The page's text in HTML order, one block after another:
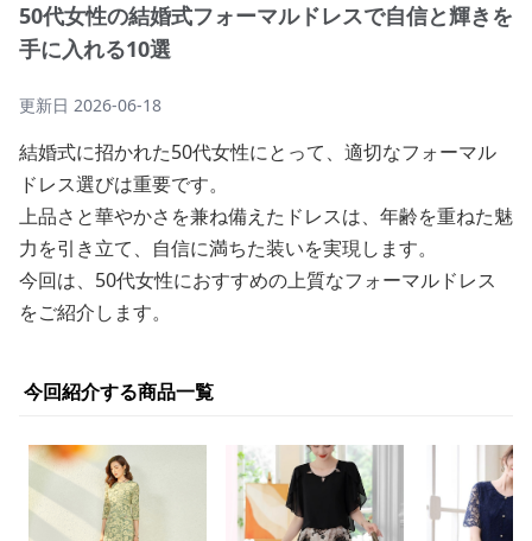
50代女性の結婚式フォーマルドレスで自信と輝きを
手に入れる10選
更新日 2026-06-18
結婚式に招かれた50代女性にとって、適切なフォーマル
ドレス選びは重要です。
上品さと華やかさを兼ね備えたドレスは、年齢を重ねた魅
力を引き立て、自信に満ちた装いを実現します。
今回は、50代女性におすすめの上質なフォーマルドレス
をご紹介します。
今回紹介する商品一覧